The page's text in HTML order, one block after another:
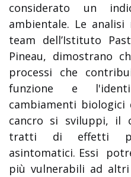
considerato un
ambientale. Le
team dell’Istituto
Pineau, dimostrano
processi che
funzione e
cambiamenti
cancro si sviluppi, il
tratti di effetti
asintomatici. Essi
più vulnerabili ad